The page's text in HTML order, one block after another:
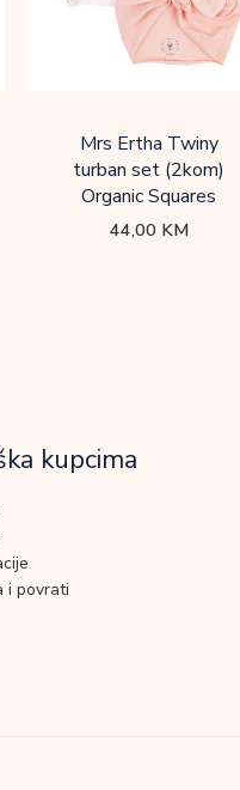
Mrs Ertha Twiny
turban set (2kom)
Organic Squares
44,00 KM
kupcima
i povrati